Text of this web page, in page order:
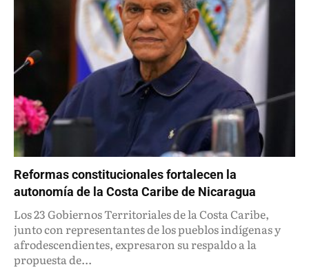
Reformas constitucionales fortalecen la
autonomía de la Costa Caribe de Nicaragua
Los 23 Gobiernos Territoriales de la Costa Caribe,
junto con representantes de los pueblos indígenas y
afrodescendientes, expresaron su respaldo a la
propuesta de...